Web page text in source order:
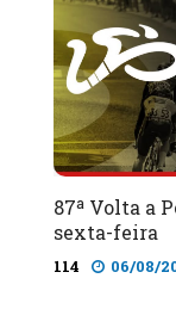
87ª Volta a
sexta-feira
114 06/08/